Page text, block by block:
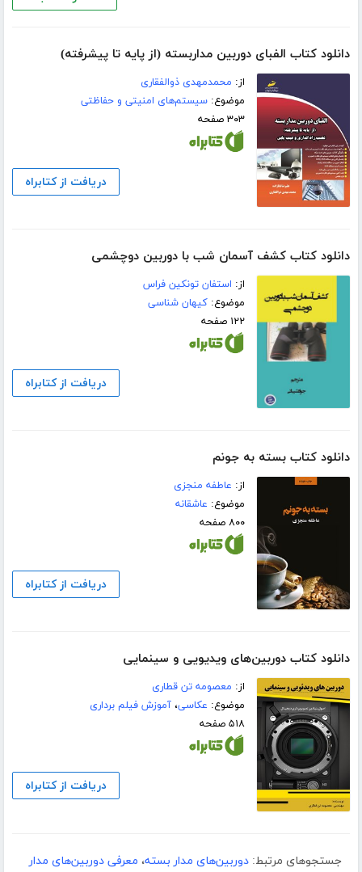
دانلود کتاب الفبای دوربین مداربسته (از پایه تا پیشرفته)
از: محمدمهدی ذوالفقاری
موضوع:سیستم‌های امنیتی و حفاظتی
۳۰۳ صفحه
دریافت از کتابراه
دانلود کتاب کشف آسمان شب با دوربین دوچشمی
از: استفان تونکین فراس
موضوع:کیهان شناسی
۱۲۲ صفحه
دریافت از کتابراه
دانلود کتاب بسته به جونم
از: عاطفه منجزی
موضوع: عاشقانه
۸۰۰ صفحه
دریافت از کتابراه
دانلود کتاب دوربین‌های ویدیویی و سینمایی
از: معصومه تن قطاری
موضوع: عکاسی،آموزش فیلم برداری
۵۱۸ صفحه
دریافت از کتابراه
جستجوهای مرتبط: دوربین‌های مدار بسته، معرفی دوربین‌های مدار